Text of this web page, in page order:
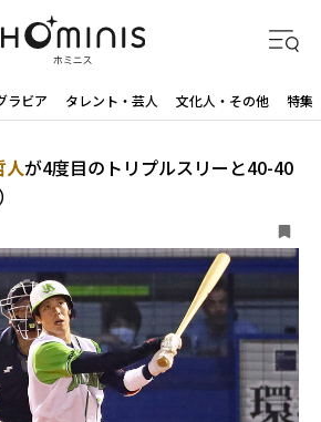
ラビア タレント・芸人 文化人・その他 特集
人が4度目のトリプルスリーと40-40